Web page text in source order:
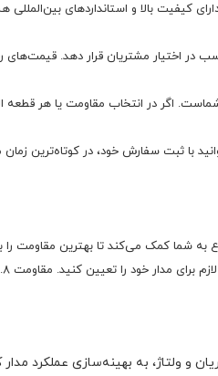
مقاومت 1.8 اهم 1/4 وات 5٪ دارای کیفیت بالا و
در اختیار مشتریان قرار دهد. قیمت‌های
اگر در انتخاب مقاومت یا هر قطعه
با ثبت سفارش خود، در کوتاه‌ترین
به شما کمک می‌کند تا بهترین مقاومت را
و ولتاژ، به بهینه‌سازی عملکرد